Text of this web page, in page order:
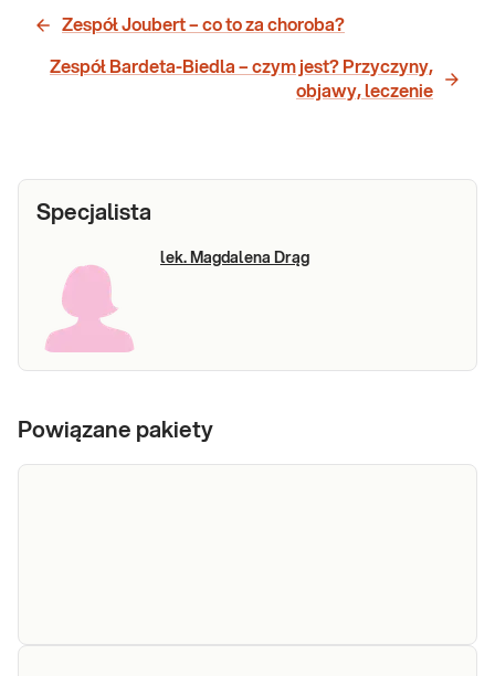
Zespół Joubert – co to za choroba?
Zespół Bardeta-Biedla – czym jest? Przyczyny,
objawy, leczenie
Specjalista
lek. Magdalena Drąg
Powiązane pakiety